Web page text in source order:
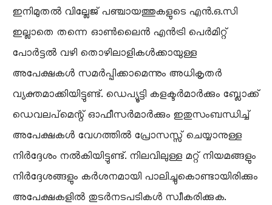
​ഇനിമുതൽ വില്ലേജ് പഞ്ചായത്തുകളുടെ എൻ.ഒ.സി
ഇല്ലാതെ തന്നെ ഓൺലൈൻ എൻട്രി പെർമിറ്റ്
പോർട്ടൽ വഴി തൊഴിലാളികൾക്കായുള്ള
അപേക്ഷകൾ സമർപ്പിക്കാമെന്നും അധികൃതർ
വ്യക്തമാക്കിയിട്ടുണ്ട്. ഡെപ്യൂട്ടി കളക്ടർമാർക്കും ബ്ലോക്ക്
ഡെവലപ്‌മെന്റ് ഓഫീസർമാർക്കും ഇതുസംബന്ധിച്ച്
അപേക്ഷകൾ വേഗത്തിൽ പ്രോസസ്സ് ചെയ്യാനുള്ള
നിർദ്ദേശം നൽകിയിട്ടുണ്ട്. നിലവിലുള്ള മറ്റ് നിയമങ്ങളും
നിർദ്ദേശങ്ങളും കർശനമായി പാലിച്ചുകൊണ്ടായിരിക്കും
അപേക്ഷകളിൽ തുടർനടപടികൾ സ്വീകരിക്കുക.